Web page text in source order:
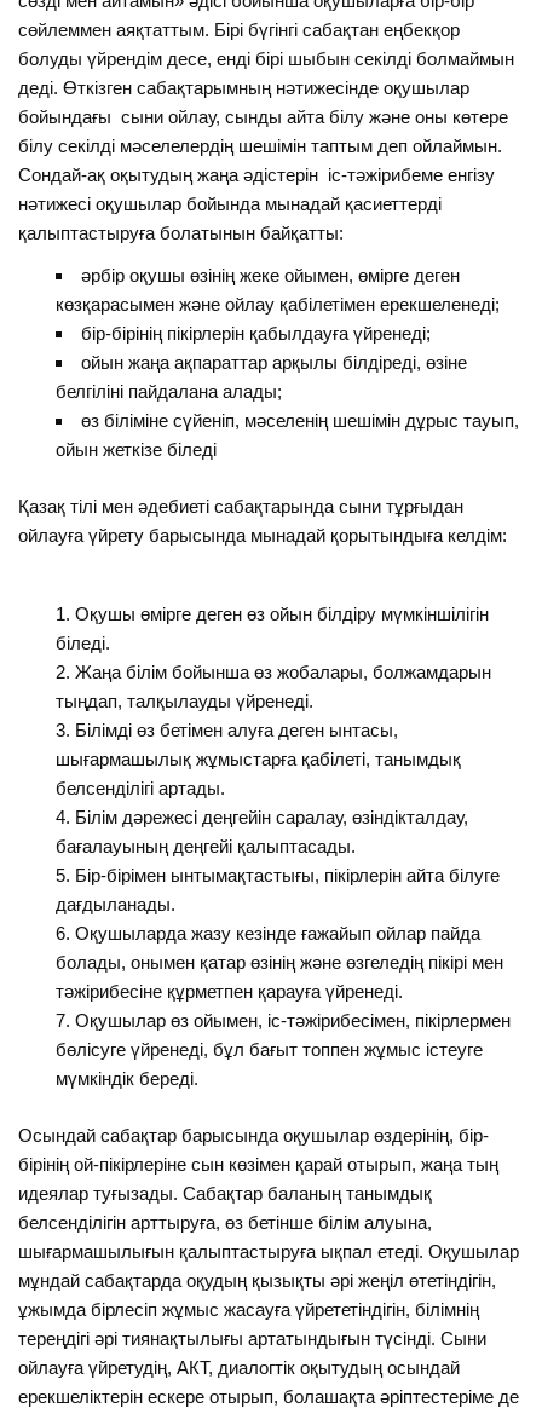
сөйлеммен аяқтаттым. Бірі бүгінгі сабақтан еңбекқор
болуды үйрендім десе, енді бірі шыбын секілді болмаймын
деді. Өткізген сабақтарымның нәтижесінде оқушылар
бойындағы сыни ойлау, сынды айта білу және оны көтере
білу секілді мәселелердің шешімін таптым деп ойлаймын.
Сондай-ақ оқытудың жаңа әдістерін іс-тәжірибеме енгізу
нәтижесі оқушылар бойында мынадай қасиеттерді
қалыптастыруға болатынын байқатты:
әрбір оқушы өзінің жеке ойымен, өмірге деген
көзқарасымен және ойлау қабілетімен ерекшеленеді;
бір-бірінің пікірлерін қабылдауға үйренеді;
ойын жаңа ақпараттар арқылы білдіреді, өзіне
белгіліні пайдалана алады;
өз біліміне сүйеніп, мәселенің шешімін дұрыс тауып,
ойын жеткізе біледі
Қазақ тілі мен әдебиеті сабақтарында сыни тұрғыдан
ойлауға үйрету барысында мынадай қорытындыға келдім:
Оқушы өмірге деген өз ойын білдіру мүмкіншілігін
біледі.
Жаңа білім бойынша өз жобалары, болжамдарын
тыңдап, талқылауды үйренеді.
Білімді өз бетімен алуға деген ынтасы,
шығармашылық жұмыстарға қабілеті, танымдық
белсенділігі артады.
Білім дәрежесі деңгейін саралау, өзіндікталдау,
бағалауының деңгейі қалыптасады.
Бір-бірімен ынтымақтастығы, пікірлерін айта білуге
дағдыланады.
Оқушыларда жазу кезінде ғажайып ойлар пайда
болады, онымен қатар өзінің және өзгеледің пікірі мен
тәжірибесіне құрметпен қарауға үйренеді.
Оқушылар өз ойымен, іс-тәжірибесімен, пікірлермен
бөлісуге үйренеді, бұл бағыт топпен жұмыс істеуге
мүмкіндік береді.
Осындай сабақтар барысында оқушылар өздерінің, бір-
бірінің ой-пікірлеріне сын көзімен қарай отырып, жаңа тың
идеялар туғызады. Сабақтар баланың танымдық
белсенділігін арттыруға, өз бетінше білім алуына,
шығармашылығын қалыптастыруға ықпал етеді. Оқушылар
мұндай сабақтарда оқудың қызықты әрі жеңіл өтетіндігін,
ұжымда бірлесіп жұмыс жасауға үйрететіндігін, білімнің
тереңдігі әрі тиянақтылығы артатындығын түсінді. Сыни
ойлауға үйретудің, АКТ, диалогтік оқытудың осындай
ерекшеліктерін ескере отырып, болашақта әріптестеріме де